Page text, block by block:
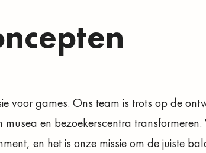
voor games. Ons team is trots op de
en bezoekerscentra
en het is onze missie om de juiste